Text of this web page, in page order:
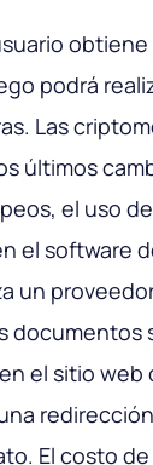
podrá
. Las
últimos
el uso
el software
un
documentos
el sitio
El costo